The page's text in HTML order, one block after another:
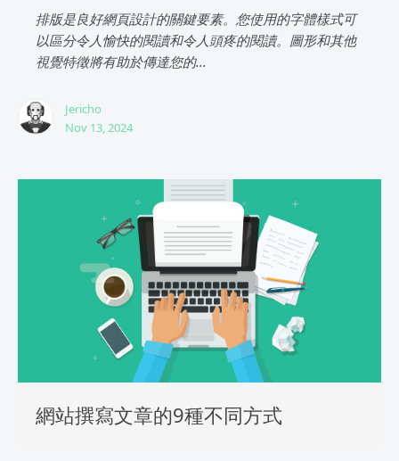
排版是良好網頁設計的關鍵要素。您使用的字體樣式可
以區分令人愉快的閱讀和令人頭疼的閱讀。圖形和其他
視覺特徵將有助於傳達您的...
Jericho
Nov 13, 2024
網站撰寫文章的9種不同方式